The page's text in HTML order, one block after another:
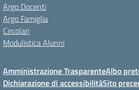
Argo Docenti
Argo Famiglia
Circolari
Modulistica Alunni
Amministrazione TrasparenteAlbo
Dichiarazione di accessibilitàSito